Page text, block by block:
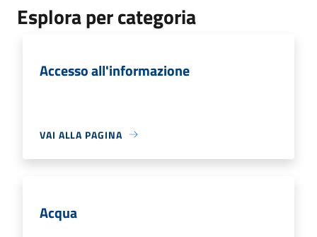
Esplora per categoria
Accesso all'informazione
VAI ALLA PAGINA
Acqua